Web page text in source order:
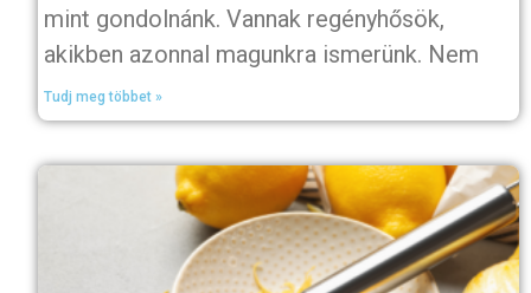
mint gondolnánk. Vannak regényhősök,
akikben azonnal magunkra ismerünk. Nem
Tudj meg többet »